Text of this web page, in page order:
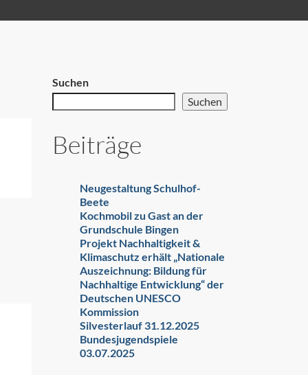
Suchen
Suchen
Beiträge
Neugestaltung Schulhof-
Beete
Kochmobil zu Gast an der
Grundschule Bingen
Projekt Nachhaltigkeit &
Klimaschutz erhält „Nationale
Auszeichnung: Bildung für
Nachhaltige Entwicklung“ der
Deutschen UNESCO
Kommission
Silvesterlauf 31.12.2025
Bundesjugendspiele
03.07.2025